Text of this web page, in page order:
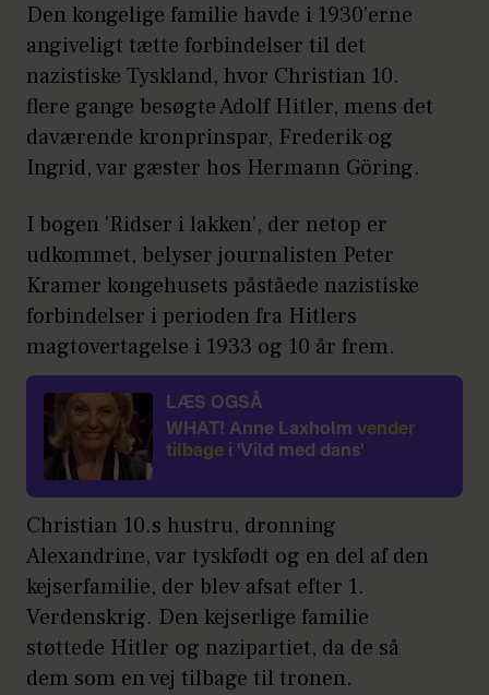
Den kongelige familie havde i 1930’erne
angiveligt tætte forbindelser til det
nazistiske Tyskland, hvor Christian 10.
flere gange besøgte Adolf Hitler, mens det
daværende kronprinspar, Frederik og
Ingrid, var gæster hos Hermann Göring.
I bogen 'Ridser i lakken', der netop er
udkommet, belyser journalisten Peter
Kramer kongehusets påståede nazistiske
forbindelser i perioden fra Hitlers
magtovertagelse i 1933 og 10 år frem.
LÆS OGSÅ
WHAT! Anne Laxholm vender
tilbage i 'Vild med dans'
Christian 10.s hustru, dronning
Alexandrine, var tyskfødt og en del af den
kejserfamilie, der blev afsat efter 1.
Verdenskrig. Den kejserlige familie
støttede Hitler og nazipartiet, da de så
dem som en vej tilbage til tronen.